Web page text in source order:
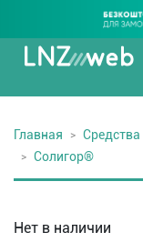
Главная
Солигор®
Нет в наличии